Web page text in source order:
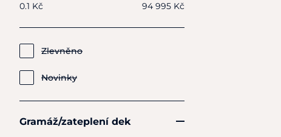
0.1 Kč 94 995 Kč
Zlevněno
Novinky
Gramáž/zateplení dek